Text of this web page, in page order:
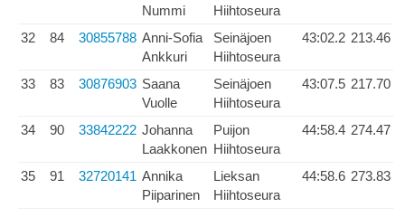
Nummi
Hiihtoseura
32 84 30855788 Anni-Sofia
Ankkuri
Seinäjoen
Hiihtoseura
43:02.2 213.46
33 83 30876903 Saana
Vuolle
Seinäjoen
Hiihtoseura
43:07.5 217.70
34 90 33842222 Johanna
Laakkonen
Puijon
Hiihtoseura
44:58.4 274.47
35 91 32720141 Annika
Piiparinen
Lieksan
Hiihtoseura
44:58.6 273.83